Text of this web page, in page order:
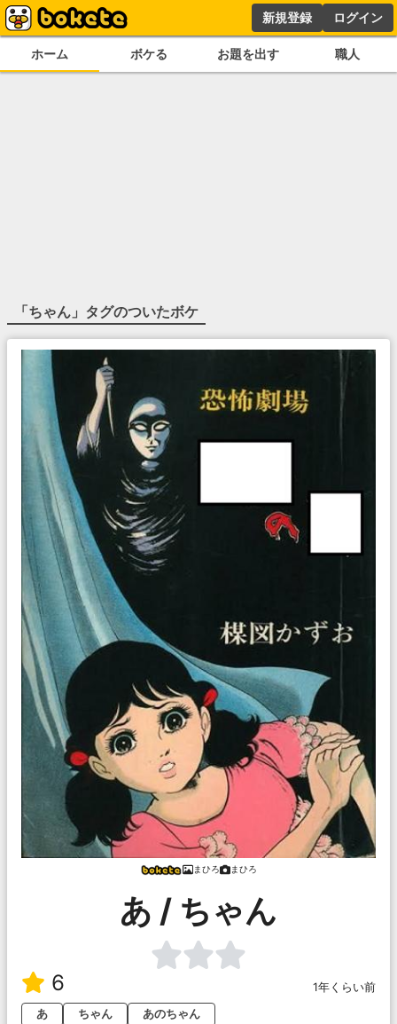
新規登録 ログイン
ホーム ボケる お題を出す 職人
「ちゃん 」タグのついたボケ
まひろ まひろ
あ / ちゃん
6
1年くらい前
あ
ちゃん あのちゃん